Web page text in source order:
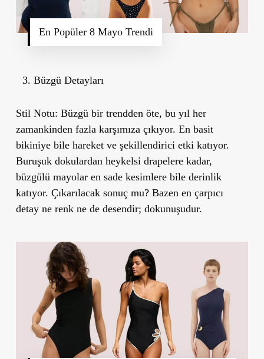
En Popüler 8 Mayo Trendi
Büzgü Detayları
Stil Notu: Büzgü bir trendden öte, bu yıl her
zamankinden fazla karşımıza çıkıyor. En basit
bikiniye bile hareket ve şekillendirici etki katıyor.
Buruşuk dokulardan heykelsi drapelere kadar,
büzgülü mayolar en sade kesimlere bile derinlik
katıyor. Çıkarılacak sonuç mu? Bazen en çarpıcı
detay ne renk ne de desendir; dokunuşudur.